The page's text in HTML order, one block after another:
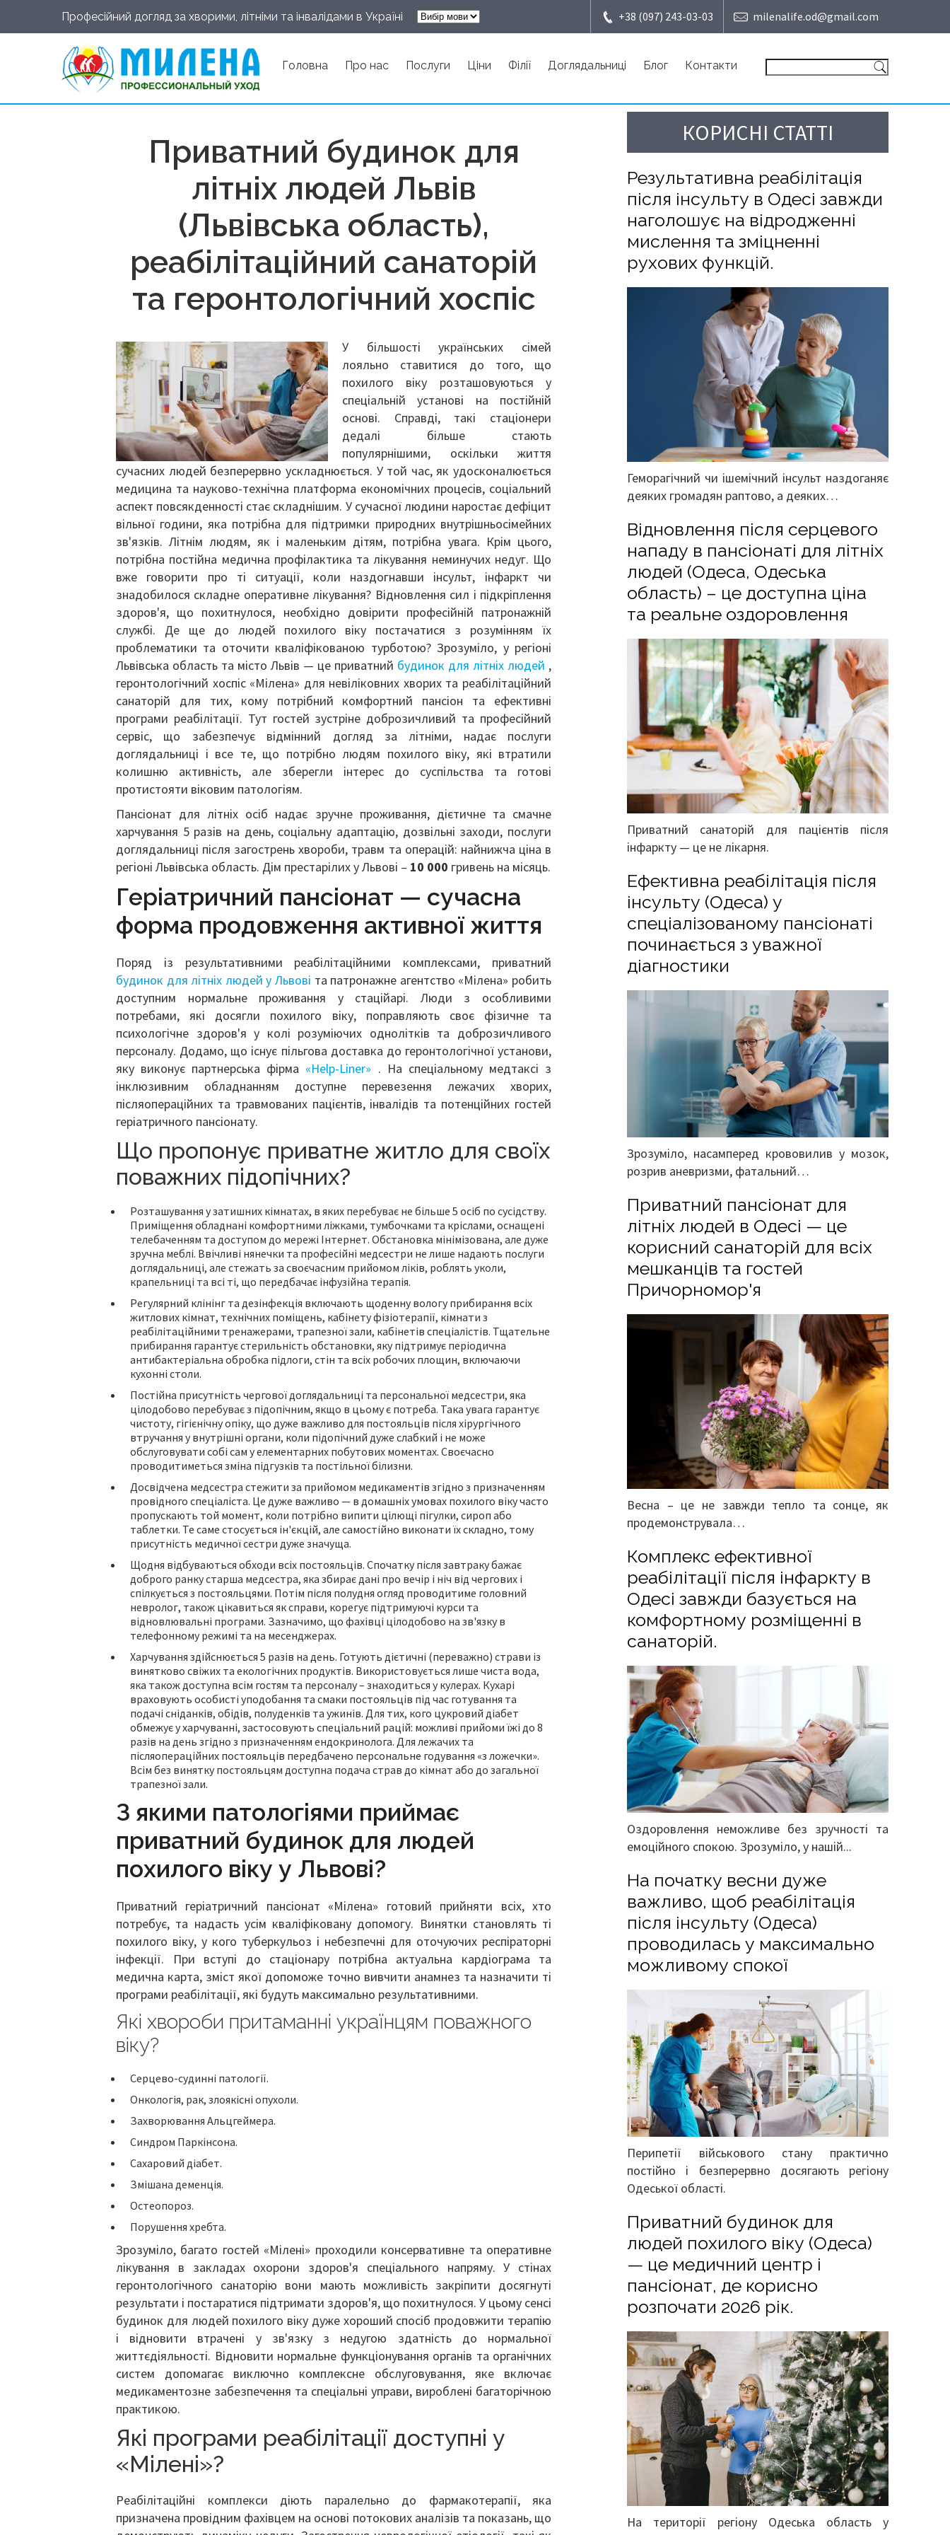
Професійний догляд за хворими, літніми та інвалідами в Україні +38 (097) 243-03-03 milenalife.od@gmail.com
Головна Про нас Послуги Ціни Філії Доглядальниці Блог Контакти
Приватний будинок для
літніх людей Львів
(Львівська область),
реабілітаційний санаторій
та геронтологічний хоспіс
У більшості українських сімей
лояльно ставитися до того, що
похилого віку розташовуються у
спеціальній установі на постійній
основі. Справді, такі стаціонери
дедалі більше стають
популярнішими, оскільки життя
сучасних людей безперервно ускладнюється. У той час, як удосконалюється
медицина та науково-технічна платформа економічних процесів, соціальний
аспект повсякденності стає складнішим. У сучасної людини наростає дефіцит
вільної години, яка потрібна для підтримки природних внутрішньосімейних
зв'язків. Літнім людям, як і маленьким дітям, потрібна увага. Крім цього,
потрібна постійна медична профілактика та лікування неминучих недуг. Що
вже говорити про ті ситуації, коли наздогнавши інсульт, інфаркт чи
знадобилося складне оперативне лікування? Відновлення сил і підкріплення
здоров'я, що похитнулося, необхідно довірити професійній патронажній
службі. Де ще до людей похилого віку постачатися з розумінням їх
проблематики та оточити кваліфікованою турботою? Зрозуміло, у регіоні
Львівська область та місто Львів — це приватний будинок для літніх людей ,
геронтологічний хоспіс «Мілена» для невіліковних хворих та реабілітаційний
санаторій для тих, кому потрібний комфортний пансіон та ефективні
програми реабілітації. Тут гостей зустріне доброзичливий та професійний
сервіс, що забезпечує відмінний догляд за літніми, надає послуги
доглядальниці і все те, що потрібно людям похилого віку, які втратили
колишню активність, але зберегли інтерес до суспільства та готові
протистояти віковим патологіям.
Пансіонат для літніх осіб надає зручне проживання, дієтичне та смачне
харчування 5 разів на день, соціальну адаптацію, дозвільні заходи, послуги
доглядальниці після загострень хвороби, травм та операцій: найнижча ціна в
регіоні Львівська область. Дім престарілих у Львові – 10 000 гривень на місяць.
Геріатричний пансіонат — сучасна
форма продовження активної життя
Поряд із результативними реабілітаційними комплексами, приватний
будинок для літніх людей у ​​Львові та патронажне агентство «Мілена» робить
доступним нормальне проживання у стаційарі. Люди з особливими
потребами, які досягли похилого віку, поправляють своє фізичне та
психологічне здоров'я у колі розуміючих однолітків та доброзичливого
персоналу. Додамо, що існує пільгова доставка до геронтологічної установи,
яку виконує партнерська фірма «Help-Liner» . На спеціальному медтаксі з
інклюзивним обладнанням доступне перевезення лежачих хворих,
післяопераційних та травмованих пацієнтів, інвалідів та потенційних гостей
геріатричного пансіонату.
Що пропонує приватне житло для своїх
поважних підопічних?
Розташування у затишних кімнатах, в яких перебуває не більше 5 осіб по сусідству.
Приміщення обладнані комфортними ліжками, тумбочками та кріслами, оснащені
телебаченням та доступом до мережі Інтернет. Обстановка мінімізована, але дуже
зручна меблі. Ввічливі нянечки та професійні медсестри не лише надають послуги
доглядальниці, але стежать за своєчасним прийомом ліків, роблять уколи,
крапельниці та всі ті, що передбачає інфузійна терапія.
Регулярний клінінг та дезінфекція включають щоденну вологу прибирання всіх
житлових кімнат, технічних поміщень, кабінету фізіотерапії, кімнати з
реабілітаційними тренажерами, трапезної зали, кабінетів спеціалістів. Тщательне
прибирання гарантує стерильність обстановки, яку підтримує періодична
антибактеріальна обробка підлоги, стін та всіх робочих площин, включаючи
кухонні столи.
Постійна присутність чергової доглядальниці та персональної медсестри, яка
цілодобово перебуває з підопічним, якщо в цьому є потреба. Така увага гарантує
чистоту, гігієнічну опіку, що дуже важливо для постояльців після хірургічного
втручання у внутрішні органи, коли підопічний дуже слабкий і не може
обслуговувати собі сам у елементарних побутових моментах. Своєчасно
проводитиметься зміна підгузків та постільної білизни.
Досвідчена медсестра стежити за прийомом медикаментів згідно з призначенням
провідного спеціаліста. Це дуже важливо — в домашніх умовах похилого віку часто
пропускають той момент, коли потрібно випити цілющі пігулки, сироп або
таблетки. Те саме стосується ін'єкцій, але самостійно виконати їх складно, тому
присутність медичної сестри дуже значуща.
Щодня відбуваються обходи всіх постояльців. Спочатку після завтраку бажає
доброго ранку старша медсестра, яка збирає дані про вечір і ніч від чергових і
спілкується з постояльцями. Потім після полудня огляд проводитиме головний
невролог, також цікавиться як справи, корегує підтримуючі курси та
відновлювальні програми. Зазначимо, що фахівці цілодобово на зв'язку в
телефонному режимі та на месенджерах.
Харчування здійснюється 5 разів на день. Готують дієтичні (переважно) страви із
винятково свіжих та екологічних продуктів. Використовується лише чиста вода,
яка також доступна всім гостям та персоналу – знаходиться у кулерах. Кухарі
враховують особисті уподобання та смаки постояльців під час готування та
подачі сніданків, обідів, полуденків та ужинів. Для тих, кого цукровий діабет
обмежує у харчуванні, застосовують спеціальний рацій: можливі прийоми їжі до 8
разів на день згідно з призначенням ендокринолога. Для лежачих та
післяопераційних постояльців передбачено персональне годування «з ложечки».
Всім без винятку постояльцям доступна подача страв до кімнат або до загальної
трапезної зали.
З якими патологіями приймає
приватний будинок для людей
похилого віку у Львові?
Приватний геріатричний пансіонат «Мілена» готовий прийняти всіх, хто
потребує, та надасть усім кваліфіковану допомогу. Винятки становлять ті
похилого віку, у кого туберкульоз і небезпечні для оточуючих респіраторні
інфекції. При вступі до стаціонару потрібна актуальна кардіограма та
медична карта, зміст якої допоможе точно вивчити анамнез та назначити ті
програми реабілітації, які будуть максимально результативними.
Які хвороби притаманні українцям поважного
віку?
Серцево-судинні патології.
Онкологія, рак, злоякісні опухоли.
Захворювання Альцгеймера.
Синдром Паркінсона.
Сахаровий діабет.
Змішана деменція.
Остеопороз.
Порушення хребта.
Зрозуміло, багато гостей «Мілені» проходили консервативне та оперативне
лікування в закладах охорони здоров'я спеціального напряму. У стінах
геронтологічного санаторію вони мають можливість закріпити досягнуті
результати і постаратися підтримати здоров'я, що похитнулося. У цьому сенсі
будинок для людей похилого віку дуже хороший спосіб продовжити терапію
і відновити втрачені у зв'язку з недугою здатність до нормальної
життєдіяльності. Відновити нормальне функціонування органів та органічних
систем допомагає виключно комплексне обслуговування, яке включає
медикаментозне забезпечення та спеціальні управи, вироблені багаторічною
практикою.
Які програми реабілітації доступні у
«Мілені»?
Реабілітаційні комплекси діють паралельно до фармакотерапії, яка
призначена провідним фахівцем на основі потокових аналізів та показань, що
КОРИСНІ СТАТТІ
Результативна реабілітація
після інсульту в Одесі завжди
наголошує на відродженні
мислення та зміцненні
рухових функцій.
Геморагічний чи ішемічний інсульт наздоганяє
деяких громадян раптово, а деяких…
Відновлення після серцевого
нападу в пансіонаті для літніх
людей (Одеса, Одеська
область) – це доступна ціна
та реальне оздоровлення
Приватний санаторій для пацієнтів після
інфаркту — це не лікарня.
Ефективна реабілітація після
інсульту (Одеса) у
спеціалізованому пансіонаті
починається з уважної
діагностики
Зрозуміло, насамперед крововилив у мозок,
розрив аневризми, фатальний…
Приватний пансіонат для
літніх людей в Одесі — це
корисний санаторій для всіх
мешканців та гостей
Причорномор'я
Весна – це не завжди тепло та сонце, як
продемонструвала…
Комплекс ефективної
реабілітації після інфаркту в
Одесі завжди базується на
комфортному розміщенні в
санаторій.
Оздоровлення неможливе без зручності та
емоційного спокою. Зрозуміло, у нашій...
На початку весни дуже
важливо, щоб реабілітація
після інсульту (Одеса)
проводилась у максимально
можливому спокої
Перипетії військового стану практично
постійно і безперервно досягають регіону
Одеської області.
Приватний будинок для
людей похилого віку (Одеса)
— це медичний центр і
пансіонат, де корисно
розпочати 2026 рік.
На території регіону Одеська область у